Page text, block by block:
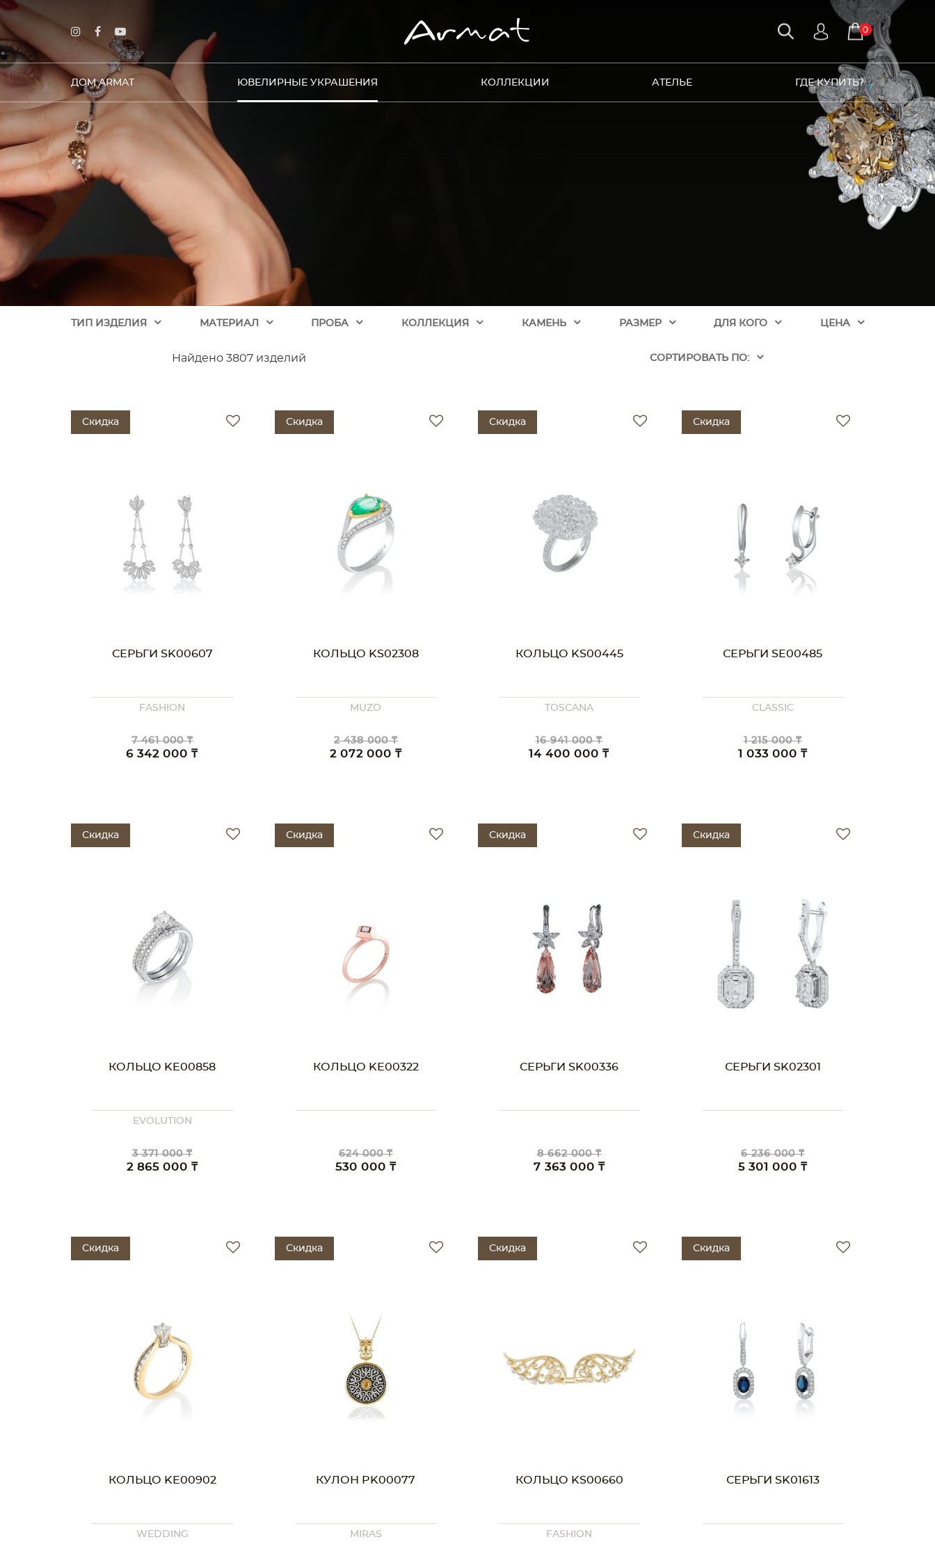
0
ДОМ ARMAT ЮВЕЛИРНЫЕ УКРАШЕНИЯ КОЛЛЕКЦИИ АТЕЛЬЕ ГДЕ КУПИТЬ?
ТИП ИЗДЕЛИЯ МАТЕРИАЛ ПРОБА КОЛЛЕКЦИЯ КАМЕНЬ РАЗМЕР ДЛЯ КОГО ЦЕНА
Найдено 3807 изделий CОРТИРОВАТЬ ПО:
Скидка
СЕРЬГИ SK00607
FASHION
7 461 000 ₸
6 342 000 ₸
Скидка
КОЛЬЦО KS02308
MUZO
2 438 000 ₸
2 072 000 ₸
Скидка
КОЛЬЦО KS00445
TOSCANA
16 941 000 ₸
14 400 000 ₸
Скидка
СЕРЬГИ SE00485
CLASSIC
1 215 000 ₸
1 033 000 ₸
Скидка
КОЛЬЦО KE00858
EVOLUTION
3 371 000 ₸
2 865 000 ₸
Скидка
КОЛЬЦО KE00322
624 000 ₸
530 000 ₸
Скидка
СЕРЬГИ SK00336
8 662 000 ₸
7 363 000 ₸
Скидка
СЕРЬГИ SK02301
6 236 000 ₸
5 301 000 ₸
Скидка
КОЛЬЦО KE00902
WEDDING
Скидка
КУЛОН PK00077
MIRAS
Скидка
КОЛЬЦО KS00660
FASHION
Скидка
СЕРЬГИ SK01613